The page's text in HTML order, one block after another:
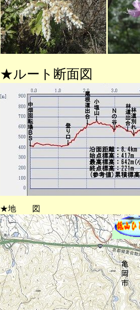
★ルート断面図
★地 図